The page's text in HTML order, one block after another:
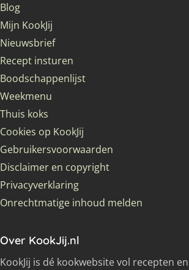
Blog
Mijn KookJij
Nieuwsbrief
Recept insturen
Boodschappenlijst
Weekmenu
Thuis koks
Cookies op KookJij
Gebruikersvoorwaarden
Disclaimer en copyright
Privacyverklaring
Onrechtmatige inhoud melden
Over KookJij.nl
KookJij is dé kookwebsite vol recepten